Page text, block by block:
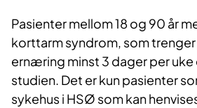
Pasienter mellom 18 og 90 år
korttarm syndrom, som
ernæring minst 3 dager per uke
studien. Det er kun pasienter
sykehus i HSØ som kan